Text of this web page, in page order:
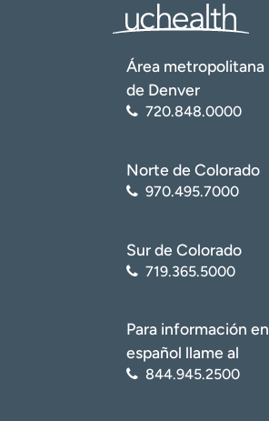
Área metropolitana
de Denver
720.848.0000
Norte de Colorado
970.495.7000
Sur de Colorado
719.365.5000
Para información en
español llame al
844.945.2500